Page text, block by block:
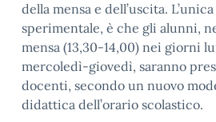
della mensa e dell’uscita.
sperimentale, è che gli alunni,
mensa (13,30-14,00) nei giorni
mercoledì-giovedì, saranno
docenti, secondo un nuovo
didattica dell’orario scolastico.